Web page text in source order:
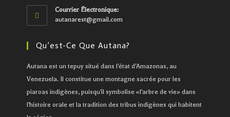
Courrier Électronique:
autanarest@gmail.com
Qu’est-Ce Que Autana?
Autana est un tepuy situé dans l'état d'Amazonas, au
Venezuela. Il constitue une montagne sacrée pour les
piaroas indigènes, puisqu'il symbolise «l'arbre de vie» dans
l'histoire orale et la tradition des tribus indigènes qui habitent